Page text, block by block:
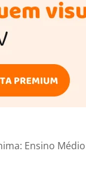
Ensino Médio